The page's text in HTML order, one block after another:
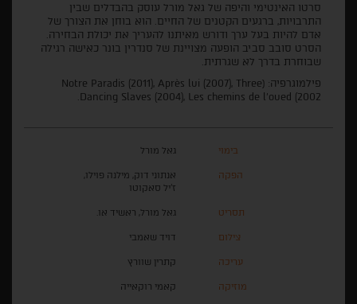
סרטו האינטימי והיפה של גאל מורל עוסק בהבדלים שבין
התרבויות, ברגעים הקטנים של החיים. הוא בוחן את הצורך של
אדם להיות בעל ערך ודורש מאיתנו להעריך את יכולת הבחירה.
הסרט סובב סביב הופעה מצויינת של סנדרין בונר כאישה רגילה
שבוחרת בדרך לא שגרתית.
פילמוגרפיה: (Notre Paradis (2011), Après lui (2007), Three
Dancing Slaves (2004), Les chemins de l'oued (2002.
בימוי גאל מורל
הפקה
אנתוני דוק, מילנה פוילו,
ז'יל סאקוטו
תסריט גאל מורל, ראשיד או.
צילום דויד שאמבי
עריכה קתרין שוורץ
מוזיקה קאמי רוקאייה